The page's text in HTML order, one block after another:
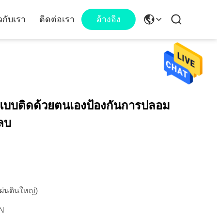
กับเรา ติดต่อเรา อ้างอิง
บบติดด้วยตนเองป้องกันการปลอม
บ
ผ่นดินใหญ่)